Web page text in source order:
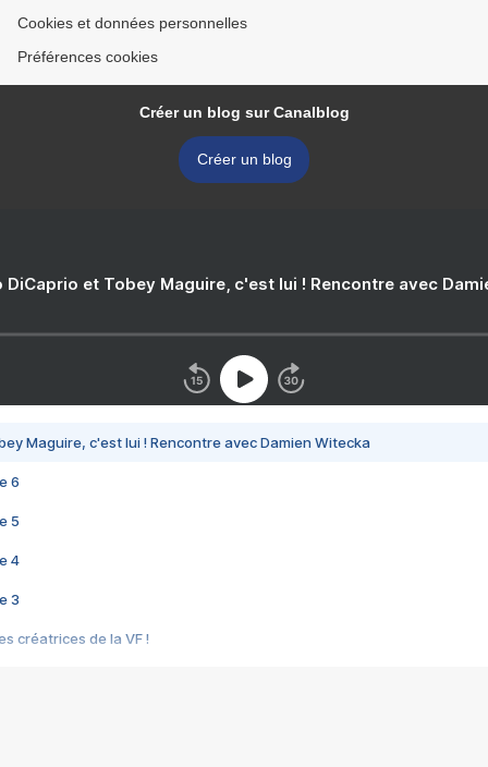
Cookies et données personnelles
Préférences cookies
Créer un blog sur Canalblog
Créer un blog
DiCaprio et Tobey Maguire, c'est lui ! Rencontre avec
Maguire, c'est lui ! Rencontre avec Damien Witecka
6
5
4
3
créatrices de la VF !